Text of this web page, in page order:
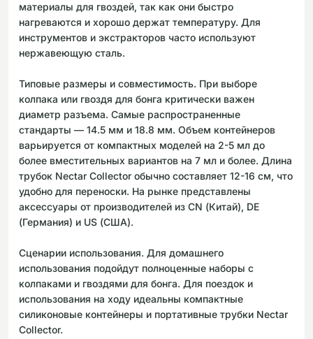
материалы для гвоздей, так как они быстро
нагреваются и хорошо держат температуру. Для
инструментов и экстракторов часто используют
нержавеющую сталь.
Типовые размеры и совместимость. При выборе
колпака или гвоздя для бонга критически важен
диаметр разъема. Самые распространенные
стандарты — 14.5 мм и 18.8 мм. Объем контейнеров
варьируется от компактных моделей на 2-5 мл до
более вместительных вариантов на 7 мл и более. Длина
трубок Nectar Collector обычно составляет 12-16 см, что
удобно для переноски. На рынке представлены
аксессуары от производителей из CN (Китай), DE
(Германия) и US (США).
Сценарии использования. Для домашнего
использования подойдут полноценные наборы с
колпаками и гвоздями для бонга. Для поездок и
использования на ходу идеальны компактные
силиконовые контейнеры и портативные трубки Nectar
Collector.